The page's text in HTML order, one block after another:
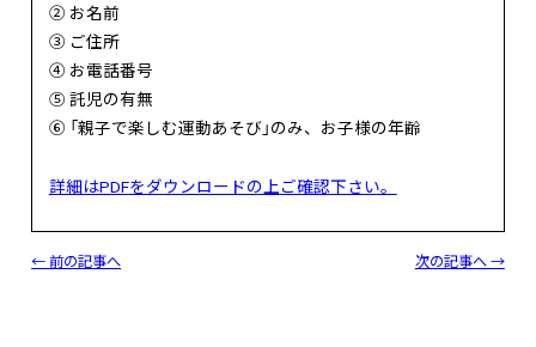
② お名前
③ ご住所
④ お電話番号
⑤ 託児の有無
⑥ 「親子で楽しむ運動あそび」のみ、お子様の年齢
詳細はPDFをダウンロードの上ご確認下さい。
← 前の記事へ 次の記事へ →